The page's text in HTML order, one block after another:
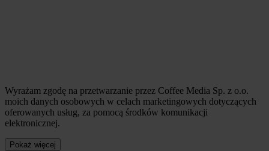
Wyrażam zgodę na przetwarzanie przez Coffee Media Sp. z o.o.
moich danych osobowych w celach marketingowych dotyczących
oferowanych usług, za pomocą środków komunikacji
elektronicznej.
Pokaż więcej